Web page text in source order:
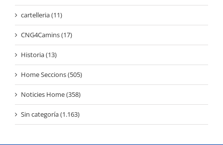
cartelleria (11)
CNG4Camins (17)
Historia (13)
Home Seccions (505)
Noticies Home (358)
Sin categoría (1.163)